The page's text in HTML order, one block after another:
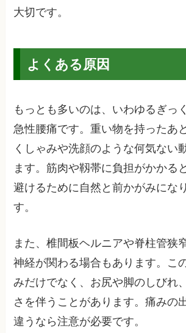
大切です。
よくある原因
もっとも多いのは、いわゆるぎっ
急性腰痛です。重い物を持ったあ
くしゃみや洗顔のような何気ない
ます。筋肉や靱帯に負担がかかる
避けるために自然と前かがみにな
す。
また、椎間板ヘルニアや脊柱管狭
神経が関わる場合もあります。こ
みだけでなく、お尻や脚のしびれ
さを伴うことがあります。痛みの
違うなら注意が必要です。